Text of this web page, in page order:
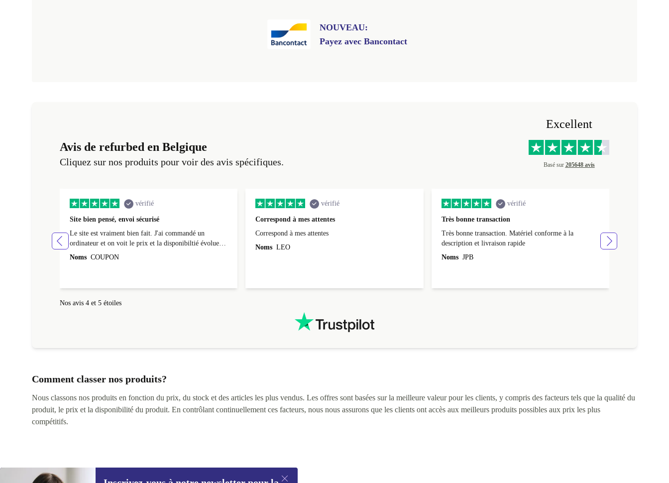
NOUVEAU:
Payez avec Bancontact
Avis de refurbed en Belgique
Cliquez sur nos produits pour voir des avis spécifiques.
Excellent
Basé sur 205648 avis
vérifié
Site bien pensé, envoi sécurisé
Le site est vraiment bien fait. J'ai commandé un
ordinateur et on voit le prix et la disponibiltié évoluer
au fil des caractéristiques choisies. L'envoi de
Noms COUPON
vérifié
Correspond à mes attentes
Correspond à mes attentes
Noms LEO
vérifié
Très bonne transaction
Très bonne transaction. Matériel conforme à la
description et livraison rapide
Noms JPB
Nos avis 4 et 5 étoiles
Comment classer nos produits?
Nous classons nos produits en fonction du prix, du stock et des articles les plus vendus. Les offres sont basées sur la meilleure valeur pour les clients, y compris des facteurs tels que la qualité du
produit, le prix et la disponibilité du produit. En contrôlant continuellement ces facteurs, nous nous assurons que les clients ont accès aux meilleurs produits possibles aux prix les plus
compétitifs.